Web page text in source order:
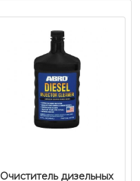
Очиститель дизельных